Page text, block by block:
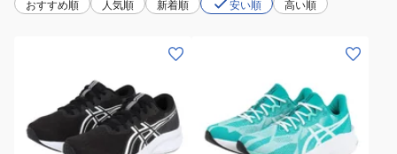
おすすめ順 人気順 新着順 安い順 高い順
ポ